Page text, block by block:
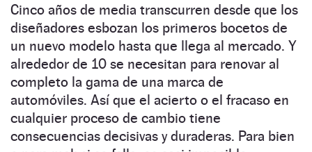
Cinco años de media transcurren desde que los
diseñadores esbozan los primeros bocetos de
un nuevo modelo hasta que llega al mercado. Y
alrededor de 10 se necesitan para renovar al
completo la gama de una marca de
automóviles. Así que el acierto o el fracaso en
cualquier proceso de cambio tiene
consecuencias decisivas y duraderas. Para bien